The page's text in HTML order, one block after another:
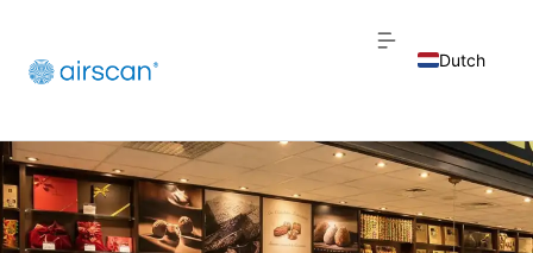
Dutch
French